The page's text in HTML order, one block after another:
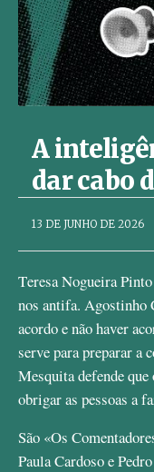
A
dar cabo
13 DE JUNHO DE 2026
Teresa Nogueira
nos antifa. Agostinho
acordo e não haver
serve para preparar a
Mesquita defende
obrigar as pessoas a
São «Os
Paula Cardoso e